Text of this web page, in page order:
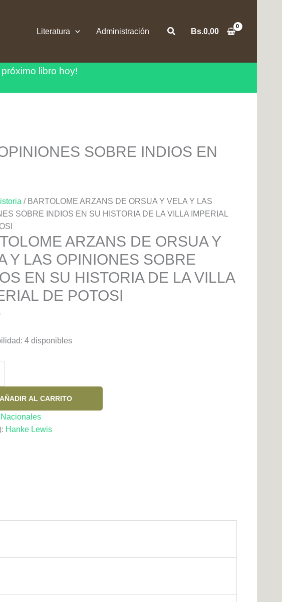
Literatura Administración BuscarBs.0,00
próximo libro hoy!
SOBRE INDIOS EN
/ BARTOLOME ARZANS DE ORSUA Y VELA Y LAS
SOBRE INDIOS EN SU HISTORIA DE LA VILLA IMPERIAL
ARZANS DE ORSUA Y
Y LAS OPINIONES SOBRE
EN SU HISTORIA DE LA VILLA
DE POTOSI
4 disponibles
AÑADIR AL CARRITO
Nacionales
Hanke Lewis